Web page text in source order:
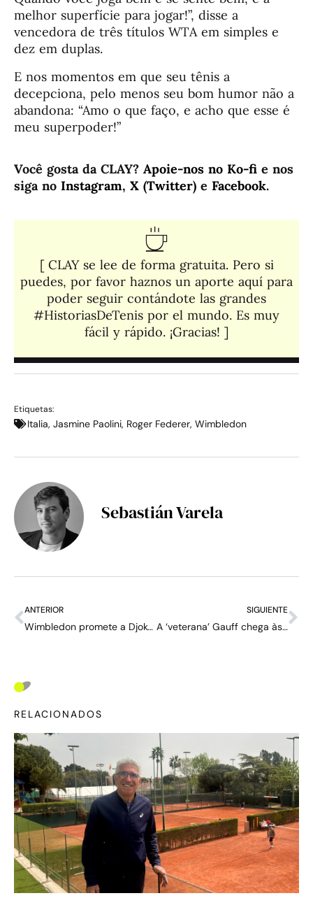
melhor superfície para jogar!”, disse a
vencedora de três títulos WTA em simples e
dez em duplas.
E nos momentos em que seu tênis a
decepciona, pelo menos seu bom humor não a
abandona: “Amo o que faço, e acho que esse é
meu superpoder!”
Você gosta da CLAY? Apoie-nos no Ko-fi e nos
siga no Instagram, X (Twitter) e Facebook.
[ CLAY se lee de forma gratuita. Pero si
puedes, por favor haznos un aporte aquí para
poder seguir contándote las grandes
#HistoriasDeTenis por el mundo. Es muy
fácil y rápido. ¡Gracias! ]​
Etiquetas:
Italia, Jasmine Paolini, Roger Federer, Wimbledon
Sebastián Varela
ANTERIOR
Wimbledon promete a Djokovic uma despedida ‘à altura’ de seu legado, mas que não espere o que Murray recebeu
SIGUIENTE
A ‘veterana’ Gauff chega às semifinais de Wimbledon: “Pela primeira vez consegui entrar na Centre Court sem nenhum nervosismo”
RELACIONADOS